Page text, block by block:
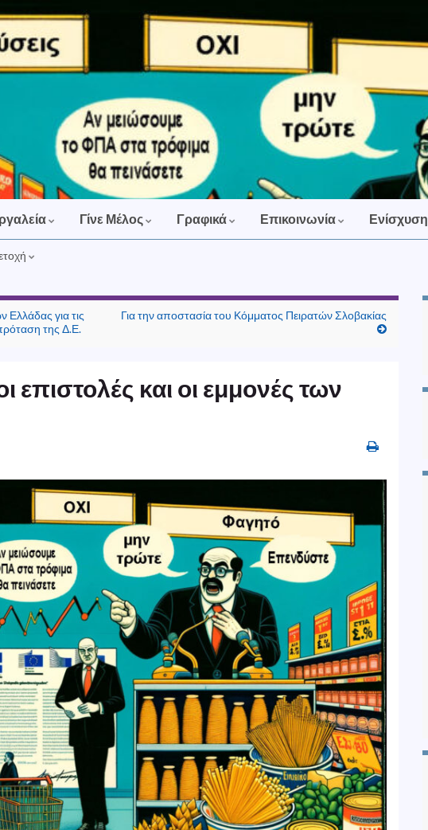
Γίνε Μέλος Γραφικά Επικοινωνία Ενίσχυση
Ελλάδας για τις
της Δ.Ε.
Για την αποστασία του Κόμματος Πειρατών Σλοβακίας
επιστολές και οι εμμονές των